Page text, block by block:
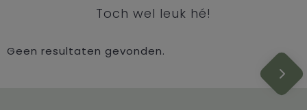
Toch wel leuk hé!
Geen resultaten gevonden.